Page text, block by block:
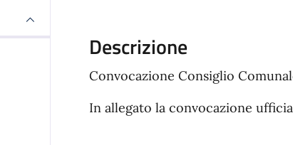
Descrizione
Convocazione Consiglio
In allegato la convocazione